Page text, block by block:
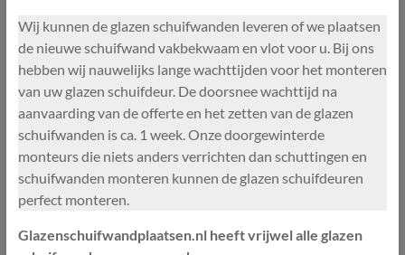
Wij kunnen de glazen schuifwanden leveren of we plaatsen
de nieuwe schuifwand vakbekwaam en vlot voor u. Bij ons
hebben wij nauwelijks lange wachttijden voor het monteren
van uw glazen schuifdeur. De doorsnee wachttijd na
aanvaarding van de offerte en het zetten van de glazen
schuifwanden is ca. 1 week. Onze doorgewinterde
monteurs die niets anders verrichten dan schuttingen en
schuifwanden monteren kunnen de glazen schuifdeuren
perfect monteren.
Glazenschuifwandplaatsen.nl heeft vrijwel alle glazen